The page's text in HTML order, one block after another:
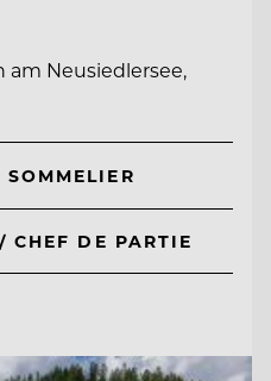
am Neusiedlersee,
CHEF DE PARTIE